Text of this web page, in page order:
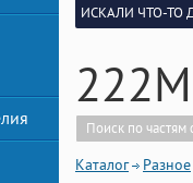
ИСКАЛИ ЧТО-ТО
Поиск по частям
Каталог Разное